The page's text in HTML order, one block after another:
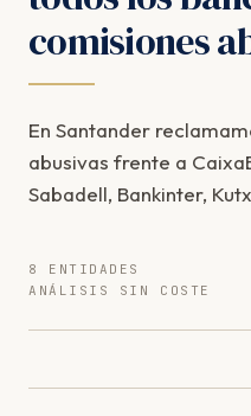
comisiones
En Santander
abusivas frente a
Sabadell, Bankinter,
8 ENTIDADES
ANÁLISIS SIN COSTE